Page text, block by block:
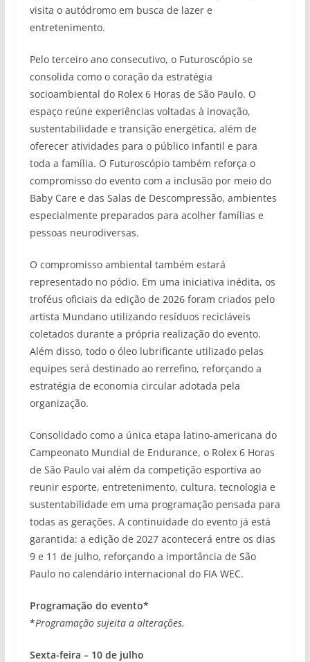
visita o autódromo em busca de lazer e
entretenimento.
Pelo terceiro ano consecutivo, o Futuroscópio se
consolida como o coração da estratégia
socioambiental do Rolex 6 Horas de São Paulo. O
espaço reúne experiências voltadas à inovação,
sustentabilidade e transição energética, além de
oferecer atividades para o público infantil e para
toda a família. O Futuroscópio também reforça o
compromisso do evento com a inclusão por meio do
Baby Care e das Salas de Descompressão, ambientes
especialmente preparados para acolher famílias e
pessoas neurodiversas.
O compromisso ambiental também estará
representado no pódio. Em uma iniciativa inédita, os
troféus oficiais da edição de 2026 foram criados pelo
artista Mundano utilizando resíduos recicláveis
coletados durante a própria realização do evento.
Além disso, todo o óleo lubrificante utilizado pelas
equipes será destinado ao rerrefino, reforçando a
estratégia de economia circular adotada pela
organização.
Consolidado como a única etapa latino-americana do
Campeonato Mundial de Endurance, o Rolex 6 Horas
de São Paulo vai além da competição esportiva ao
reunir esporte, entretenimento, cultura, tecnologia e
sustentabilidade em uma programação pensada para
todas as gerações. A continuidade do evento já está
garantida: a edição de 2027 acontecerá entre os dias
9 e 11 de julho, reforçando a importância de São
Paulo no calendário internacional do FIA WEC.
Programação do evento*
*Programação sujeita a alterações.
Sexta-feira – 10 de julho